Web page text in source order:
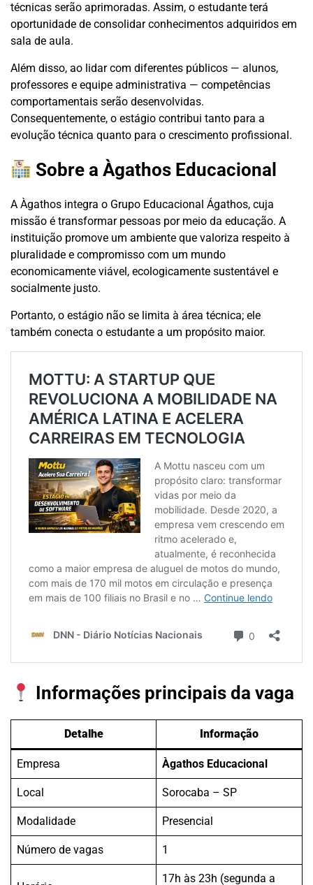
técnicas serão aprimoradas. Assim, o estudante terá
oportunidade de consolidar conhecimentos adquiridos em
sala de aula.
Além disso, ao lidar com diferentes públicos — alunos,
professores e equipe administrativa — competências
comportamentais serão desenvolvidas.
Consequentemente, o estágio contribui tanto para a
evolução técnica quanto para o crescimento profissional.
Sobre a Àgathos Educacional
A Àgathos integra o Grupo Educacional Ágathos, cuja
missão é transformar pessoas por meio da educação. A
instituição promove um ambiente que valoriza respeito à
pluralidade e compromisso com um mundo
economicamente viável, ecologicamente sustentável e
socialmente justo.
Portanto, o estágio não se limita à área técnica; ele
também conecta o estudante a um propósito maior.
Informações principais da vaga
Detalhe Informação
Empresa Àgathos Educacional
Local Sorocaba – SP
Modalidade Presencial
Número de vagas 1
17h às 23h (segunda a